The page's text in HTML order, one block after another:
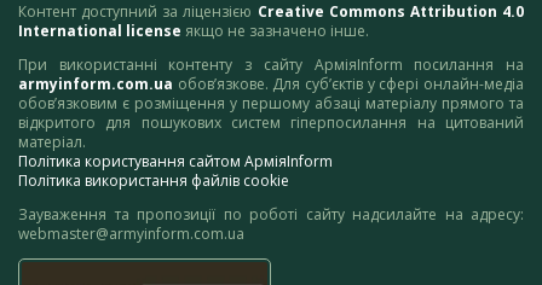
Контент доступний за ліцензією Creative Commons Attribution 4.0
International license якщо не зазначено інше.
При використанні контенту з сайту АрміяInform посилання на
armyinform.com.ua обов’язкове. Для суб’єктів у сфері онлайн-медіа
обов’язковим є розміщення у першому абзаці матеріалу прямого та
відкритого для пошукових систем гіперпосилання на цитований
матеріал.
Політика користування сайтом АрміяInform
Політика використання файлів cookie
Зауваження та пропозиції по роботі сайту надсилайте на адресу:
webmaster@armyinform.com.ua